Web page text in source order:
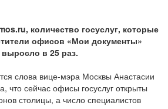
количество госуслуг, которые
офисов «Мои документы»
в 25 раз.
слова вице-мэра Москвы Анастасии
что сейчас офисы госуслуг открыты
столицы, а число специалистов